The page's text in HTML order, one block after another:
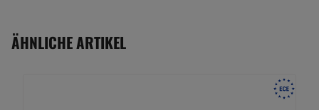
ÄHNLICHE ARTIKEL